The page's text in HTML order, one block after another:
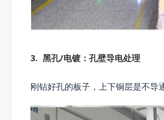
3. 黑孔/电镀：孔壁导电处理
刚钻好孔的板子，上下铜层是不导